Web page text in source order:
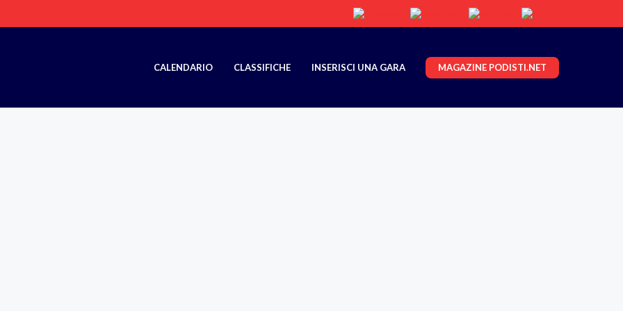
CALENDARIO CLASSIFICHE INSERISCI UNA GARA MAGAZINE PODISTI.NET